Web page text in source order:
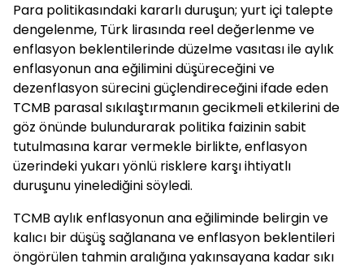
Para politikasındaki kararlı duruşun; yurt içi talepte
dengelenme, Türk lirasında reel değerlenme ve
enflasyon beklentilerinde düzelme vasıtası ile aylık
enflasyonun ana eğilimini düşüreceğini ve
dezenflasyon sürecini güçlendireceğini ifade eden
TCMB parasal sıkılaştırmanın gecikmeli etkilerini de
göz önünde bulundurarak politika faizinin sabit
tutulmasına karar vermekle birlikte, enflasyon
üzerindeki yukarı yönlü risklere karşı ihtiyatlı
duruşunu yinelediğini söyledi.
TCMB aylık enflasyonun ana eğiliminde belirgin ve
kalıcı bir düşüş sağlanana ve enflasyon beklentileri
öngörülen tahmin aralığına yakınsayana kadar sıkı